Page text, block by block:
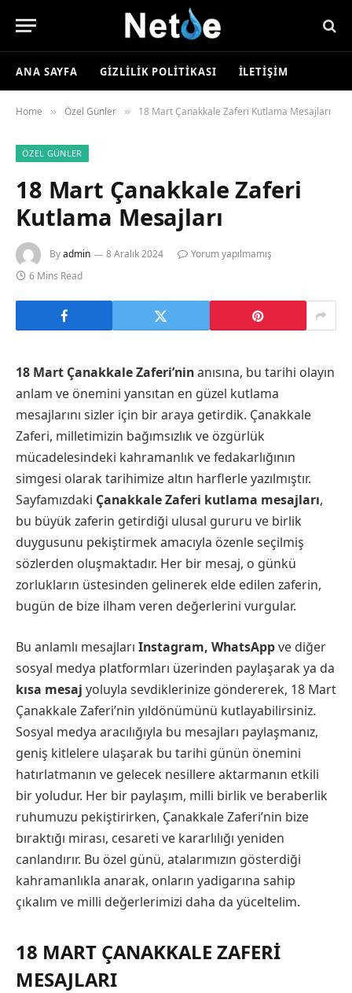
ANA SAYFA GIZLILIK POLITIKASI İLETIŞIM
Home » Özel Günler » 18 Mart Çanakkale Zaferi Kutlama Mesajları
ÖZEL GÜNLER
18 Mart Çanakkale Zaferi
Kutlama Mesajları
Byadmin 8 Aralık 2024
Yorum yapılmamış
6 Mins Read
18 Mart Çanakkale Zaferi’ninanısına, bu tarihi olayın
anlam ve önemini yansıtan en güzel kutlama
mesajlarını sizler için bir araya getirdik. Çanakkale
Zaferi, milletimizin bağımsızlık ve özgürlük
mücadelesindeki kahramanlık ve fedakarlığının
simgesi olarak tarihimize altın harflerle yazılmıştır.
Sayfamızdaki Çanakkale Zaferi kutlama mesajları,
bu büyük zaferin getirdiği ulusal gururu ve birlik
duygusunu pekiştirmek amacıyla özenle seçilmiş
sözlerden oluşmaktadır. Her bir mesaj, o günkü
zorlukların üstesinden gelinerek elde edilen zaferin,
bugün de bize ilham veren değerlerini vurgular.
Bu anlamlı mesajları Instagram, WhatsAppve diğer
sosyal medya platformları üzerinden paylaşarak ya da
kısa mesaj yoluyla sevdiklerinize göndererek, 18 Mart
Çanakkale Zaferi’nin yıldönümünü kutlayabilirsiniz.
Sosyal medya aracılığıyla bu mesajları paylaşmanız,
geniş kitlelere ulaşarak bu tarihi günün önemini
hatırlatmanın ve gelecek nesillere aktarmanın etkili
bir yoludur. Her bir paylaşım, milli birlik ve beraberlik
ruhumuzu pekiştirirken, Çanakkale Zaferi’nin bize
bıraktığı mirası, cesareti ve kararlılığı yeniden
canlandırır. Bu özel günü, atalarımızın gösterdiği
kahramanlıkla anarak, onların yadigarına sahip
çıkalım ve milli değerlerimizi daha da yüceltelim.
18 MART ÇANAKKALE ZAFERİ
MESAJLARI